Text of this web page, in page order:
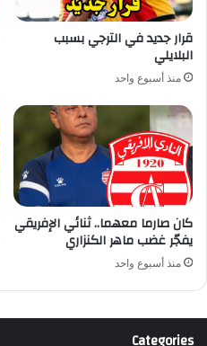
قرار جديد في الترجي بسبب
البلايلي
منذ أسبوع واحد
كان صارما معهما.. ثنائي الإفريقي
يفجّر غضب ماهر الكنزاري
منذ أسبوع واحد